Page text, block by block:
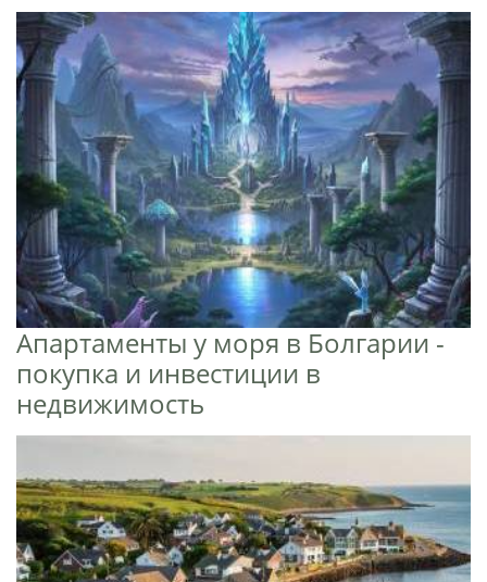
Апартаменты у моря в Болгарии -
покупка и инвестиции в
недвижимость